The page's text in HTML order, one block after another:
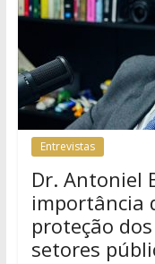
Entrevistas
Dr. Antoniel
importância
proteção
setores